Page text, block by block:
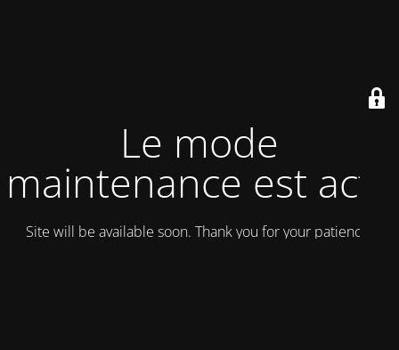
Le mode
maintenance est actif
Site will be available soon. Thank you for your patience!